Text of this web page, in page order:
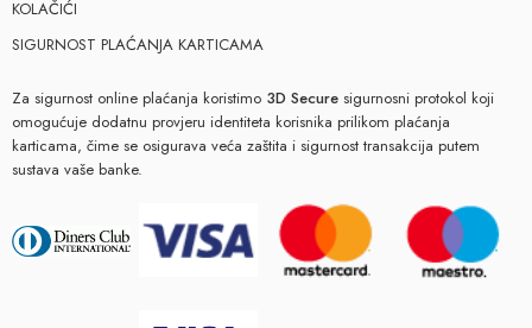
KOLAČIĆI
SIGURNOST PLAĆANJA KARTICAMA
Za sigurnost online plaćanja koristimo 3D Secure sigurnosni protokol koji
omogućuje dodatnu provjeru identiteta korisnika prilikom plaćanja
karticama, čime se osigurava veća zaštita i sigurnost transakcija putem
sustava vaše banke.